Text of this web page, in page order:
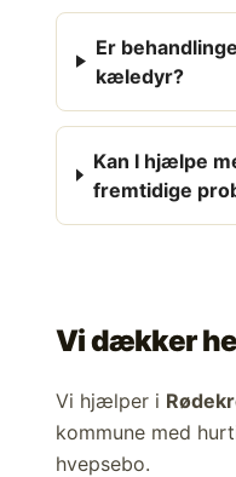
Er
kæledyr?
Kan I hjælpe
fremtidige
Vi dækker
Vi hjælper i
kommune med
hvepsebo.